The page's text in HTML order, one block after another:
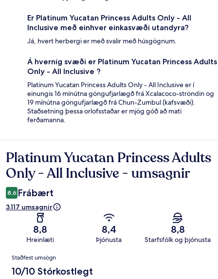
Er Platinum Yucatan Princess Adults Only - All
Inclusive með einhver einkasvæði utandyra?
Já, hvert herbergi er með svalir með húsgögnum.
Á hvernig svæði er Platinum Yucatan Princess Adults
Only - All Inclusive ?
Platinum Yucatan Princess Adults Only - All Inclusive er í
einungis 16 mínútna göngufjarlægð frá Xcalacoco-ströndin og
19 mínútna göngufjarlægð frá Chun-Zumbul (kafsvæði).
Staðsetning þessa orlofsstaðar er mjög góð að mati
ferðamanna.
Umsagnir
Platinum Yucatan Princess Adults
Only - All Inclusive - umsagnir
8,6 Frábært
3.117 umsagnir
8,8
Hreinlæti
8,4
Þjónusta
8,8
Starfsfólk og þjónusta
Umsagnir
Staðfest umsögn
10/10 Stórkostlegt